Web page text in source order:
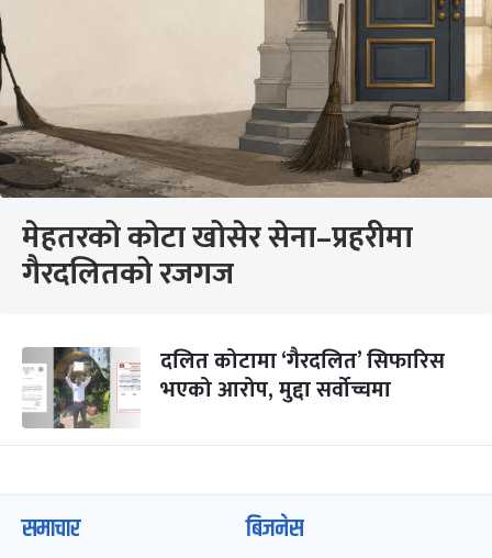
मेहतरको कोटा खोसेर सेना–प्रहरीमा
गैरदलितको रजगज
दलित कोटामा ‘गैरदलित’ सिफारिस
भएको आरोप, मुद्दा सर्वोच्चमा
समाचार बिजनेस